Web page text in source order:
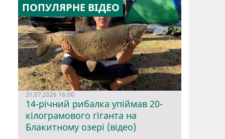
ПОПУЛЯРНЕ ВІДЕО
31.07.2026 16:00
14-річний рибалка упіймав 20-
кілограмового гіганта на
Блакитному озері (відео)